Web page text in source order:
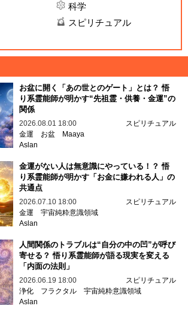
科学
スピリチュアル
お盆に開く「あの世とのゲート」とは？ 悟
り系霊能師が明かす“先祖霊・供養・金運”の
関係
2026.08.01 18:00
スピリチュアル
金運
お盆
Maaya
Aslan
金運がない人は無意識にやっている！？ 悟
り系霊能師が明かす「お金に嫌われる人」の
共通点
2026.07.10 18:00
スピリチュアル
金運 宇宙純粋意識領域
Aslan
人間関係のトラブルは“自分の中の凹”が呼び
寄せる？ 悟り系霊能師が語る現実を変える
「内面の法則」
2026.06.19 18:00
スピリチュアル
浄化
フラクタル 宇宙純粋意識領域
Aslan